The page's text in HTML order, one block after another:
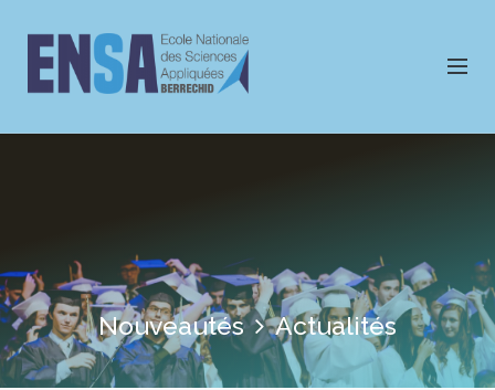
Nouveautés Actualités